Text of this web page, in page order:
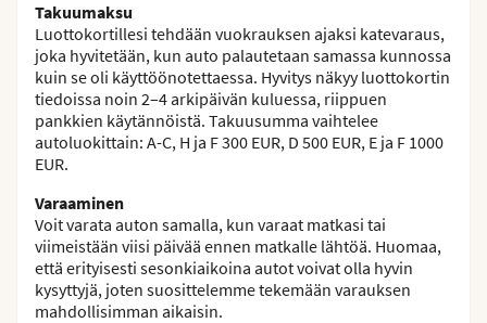
Takuumaksu
Luottokortillesi tehdään vuokrauksen ajaksi katevaraus,
joka hyvitetään, kun auto palautetaan samassa kunnossa
kuin se oli käyttöönotettaessa. Hyvitys näkyy luottokortin
tiedoissa noin 2–4 arkipäivän kuluessa, riippuen
pankkien käytännöistä. Takuusumma vaihtelee
autoluokittain: A-C, H ja F 300 EUR, D 500 EUR, E ja F 1000
EUR.
Varaaminen
Voit varata auton samalla, kun varaat matkasi tai
viimeistään viisi päivää ennen matkalle lähtöä. Huomaa,
että erityisesti sesonkiaikoina autot voivat olla hyvin
kysyttyjä, joten suosittelemme tekemään varauksen
mahdollisimman aikaisin.